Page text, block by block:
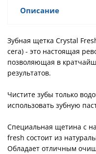
Описание
Зубная щетка Crystal
cera) - это настоящая
позволяющая в
результатов.
Чистите зубы только
использовать зубную
Специальная щетина с
fresh состоит из
Обладает отличным